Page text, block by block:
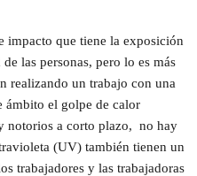
impacto que tiene la exposición
las personas, pero lo es más
realizando un trabajo con una
ámbito el golpe de calor
notorios a corto plazo, no hay
(UV) también tienen un
trabajadores y las trabajadoras